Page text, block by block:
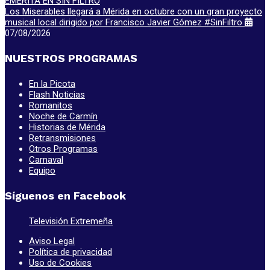
Los Miserables llegará a Mérida en octubre con un gran proyecto
musical local dirigido por Francisco Javier Gómez #SinFiltro
07/08/2026
NUESTROS PROGRAMAS
En la Picota
Flash Noticias
Romanitos
Noche de Carmín
Historias de Mérida
Retransmisiones
Otros Programas
Carnaval
Equipo
Síguenos en Facebook
Televisión Extremeña
Aviso Legal
Política de privacidad
Uso de Cookies